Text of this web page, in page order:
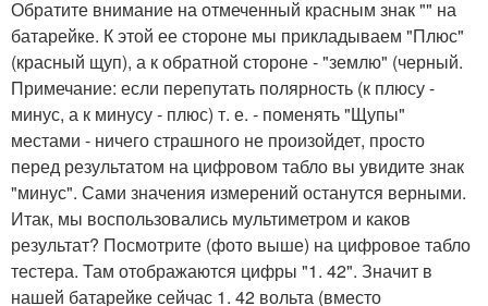
Обратите внимание на отмеченный красным знак "" на
батарейке. К этой ее стороне мы прикладываем "Плюс"
(красный щуп), а к обратной стороне - "землю" (черный.
Примечание: если перепутать полярность (к плюсу -
минус, а к минусу - плюс) т. е. - поменять "Щупы"
местами - ничего страшного не произойдет, просто
перед результатом на цифровом табло вы увидите знак
"минус". Сами значения измерений останутся верными.
Итак, мы воспользовались мультиметром и каков
результат? Посмотрите (фото выше) на цифровое табло
тестера. Там отображаются цифры "1. 42". Значит в
нашей батарейке сейчас 1. 42 вольта (вместо